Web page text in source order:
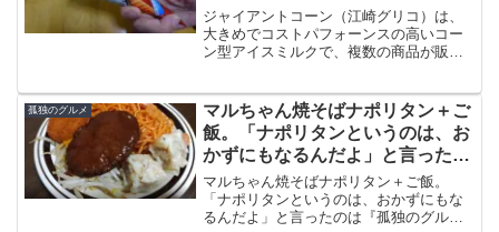
で、複数の商品が販売
ジャイアントコーン（江崎グリコ）は、
大きめでコストパフォーンスの高いコー
ン型アイスミルクで、複数の商品が販売
のチョコレートなどが3月にリニューアル
販売されたばかりです。
孤独のグルメ
マルちゃん焼そばナポリタン＋ご
飯。「ナポリタンというのは、お
かずにもなるんだよ」と言ったの
は『孤独のグルメSeason5』第7
話
マルちゃん焼そばナポリタン＋ご飯。
「ナポリタンというのは、おかずにもな
るんだよ」と言ったのは『孤独のグルメ